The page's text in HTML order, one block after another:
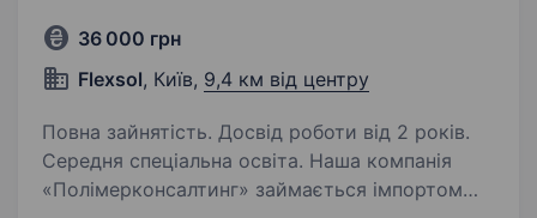
36 000 грн
Flexsol, Київ, 9,4 км від центру
Повна зайнятість. Досвід роботи від 2 років.
Середня спеціальна освіта. Наша компанія
«Полімерконсалтинг» займається імпортом